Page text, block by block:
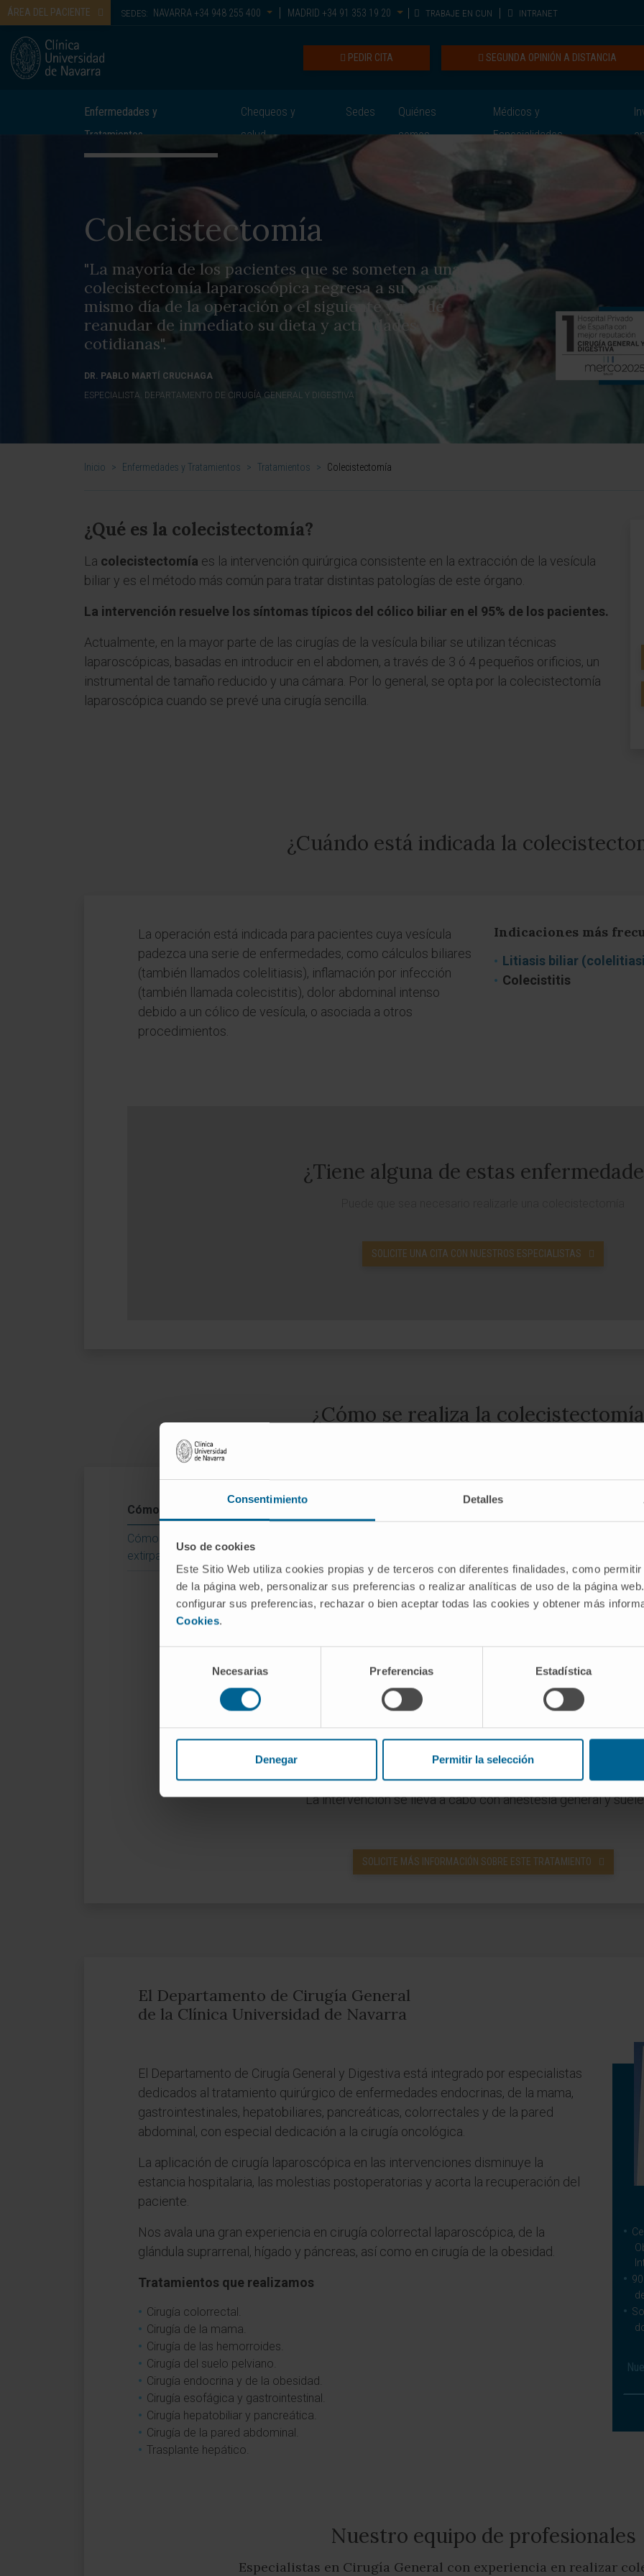
Consentimiento Detalles
Uso de cookies
Este Sitio Web utiliza cookies propias y de terceros con diferentes finalidades, como
de la página web, personalizar sus preferencias o realizar analíticas de uso de la página
configurar sus preferencias, rechazar o bien aceptar todas las cookies y obtener más
Cookies.
consentimiento
Necesarias Preferencias Estadística
Denegar Permitir la selección
ÁREA DEL PACIENTE SEDES: NAVARRA +34 948 255 400 MADRID +34 91 353 19 20 TRABAJE EN CUN INTRANET
SEGUNDA OPINIÓN A DISTANCIA
PEDIR CITA
Enfermedades y
Tratamientos
Chequeos y
salud
Sedes
Quiénes
somos
Médicos y
Especialidades
Colecistectomía
"La mayoría de los pacientes que se someten a una
colecistectomía laparoscópica regresa a su casa el
mismo día de la operación o el siguiente y puede
reanudar de inmediato su dieta y actividades
cotidianas".
DR. PABLO MARTÍ CRUCHAGA
ESPECIALISTA. DEPARTAMENTO DE CIRUGÍA GENERAL Y DIGESTIVA
Inicio > Enfermedades y Tratamientos > Tratamientos > Colecistectomía
¿Qué es la colecistectomía?
La colecistectomía es la intervención quirúrgica consistente en la extracción de la vesícula
biliar y es el método más común para tratar distintas patologías de este órgano.
La intervención resuelve los síntomas típicos del cólico biliar en el 95% de los pacientes.
Actualmente, en la mayor parte de las cirugías de la vesícula biliar se utilizan técnicas
laparoscópicas, basadas en introducir en el abdomen, a través de 3 ó 4 pequeños orificios, un
instrumental de tamaño reducido y una cámara. Por lo general, se opta por la colecistectomía
laparoscópica cuando se prevé una cirugía sencilla.
¿Cuándo está indicada la
La operación está indicada para pacientes cuya vesícula
padezca una serie de enfermedades, como cálculos biliares
(también llamados colelitiasis), inflamación por infección
(también llamada colecistitis), dolor abdominal intenso
debido a un cólico de vesícula, o asociada a otros
procedimientos.
Indicaciones más
Litiasis biliar
Colecistitis
¿Tiene alguna de estas
SOLICITE UNA CITA CON NUESTROS ESPECIALISTAS
¿Cómo se realiza la
Cómo es la intervención
Cómo es la recuperación tras la
extirpación de vesícula
Procedimiento de una colecistectomía
Excepcionalmente, si la vesícula biliar está muy inflamada,
es recomendable acceder por el abdomen mediante una
Con el fin de descartar obstrucciones o cálculos, es
conducto biliar común que drena el flujo digestivo o bilis
delgado. Habitualmente, si ha existido inflamación o
La intervención se lleva a cabo con anestesia general y
SOLICITE MÁS INFORMACIÓN SOBRE ESTE TRATAMIENTO
El Departamento de Cirugía General
de la Clínica Universidad de Navarra
El Departamento de Cirugía General y Digestiva está integrado por especialistas
dedicados al tratamiento quirúrgico de enfermedades endocrinas, de la mama,
gastrointestinales, hepatobiliares, pancreáticas, colorrectales y de la pared
abdominal, con especial dedicación a la cirugía oncológica.
La aplicación de cirugía laparoscópica en las intervenciones disminuye la
estancia hospitalaria, las molestias postoperatorias y acorta la recuperación del
paciente.
Nos avala una gran experiencia en cirugía colorrectal laparoscópica, de la
glándula suprarrenal, hígado y páncreas, así como en cirugía de la obesidad.
Tratamientos que realizamos
Cirugía colorrectal.
Cirugía de la mama.
Cirugía de las hemorroides.
Cirugía del suelo pelviano.
Cirugía endocrina y de la obesidad.
Cirugía esofágica y gastrointestinal.
Cirugía hepatobiliar y pancreática.
Cirugía de la pared abdominal.
Trasplante hepático.
Nuestro equipo de profesionales
Especialistas en Cirugía General con experiencia en realizar